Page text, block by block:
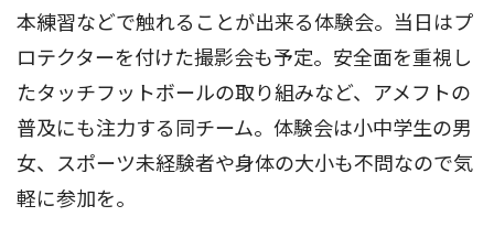
本練習などで触れることが出来る体験会。当日はプ
ロテクターを付けた撮影会も予定。安全面を重視し
たタッチフットボールの取り組みなど、アメフトの
普及にも注力する同チーム。体験会は小中学生の男
女、スポーツ未経験者や身体の大小も不問なので気
軽に参加を。